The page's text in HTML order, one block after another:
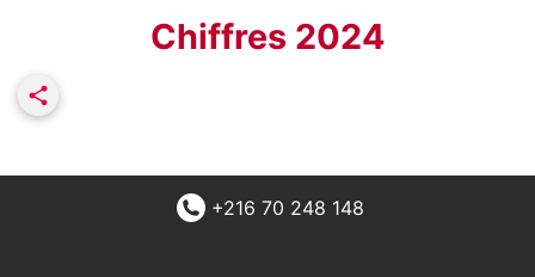
Chiffres 2024
+216 70 248 148